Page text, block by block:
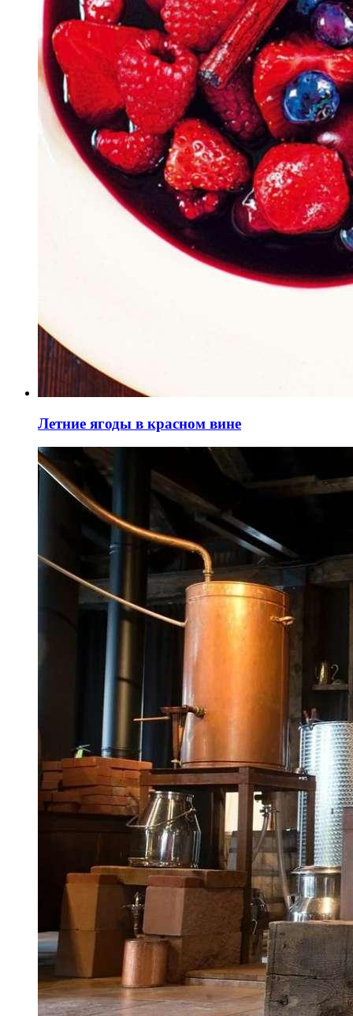
Летние ягоды в красном вине